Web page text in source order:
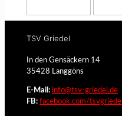
TSV Griedel
In den Gensäckern 14
35428 Langgöns
E-Mail: info@tsv-griedel.de
FB: facebook.com/tsvgriedel